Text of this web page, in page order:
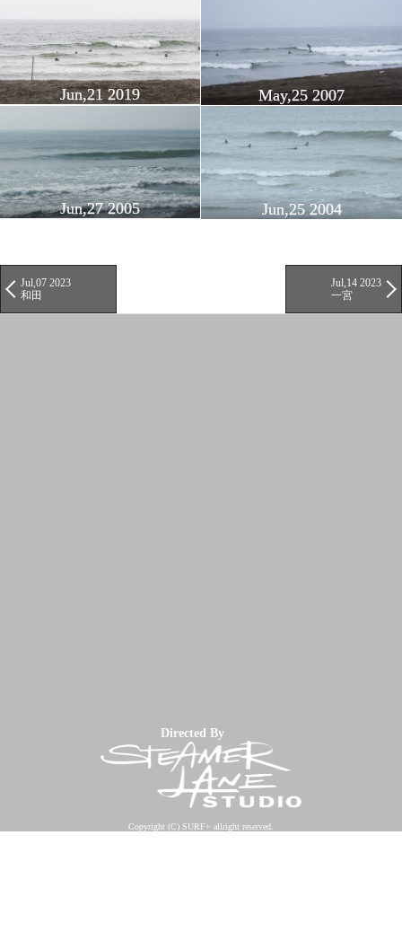
Jun,21 2019 May,25 2007
Jun,27 2005 Jun,25 2004
Jul,07 2023
和田
Jul,14 2023
一宮
Directed By
Copyright (C) SURF+ allright reserved.